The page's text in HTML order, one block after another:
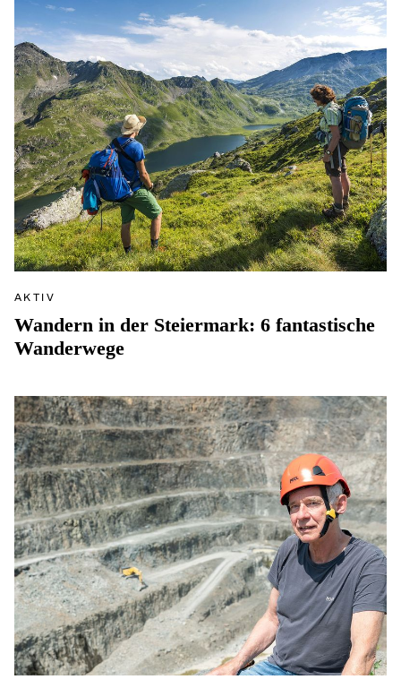
AKTIV
Wandern in der Steiermark: 6 fantastische
Wanderwege